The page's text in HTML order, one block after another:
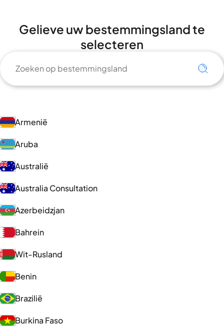
Gelieve uw bestemmingsland te
selecteren
Armenië
Aruba
Australië
Australia Consultation
Azerbeidzjan
Bahrein
Wit-Rusland
Benin
Brazilië
Burkina Faso